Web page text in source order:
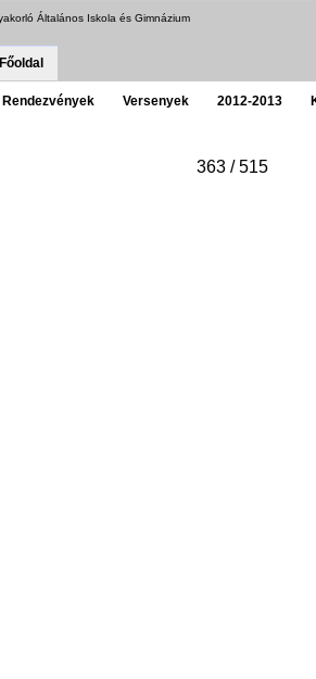
Általános Iskola és Gimnázium
Főoldal
Rendezvények Versenyek 2012-2013
363 / 515